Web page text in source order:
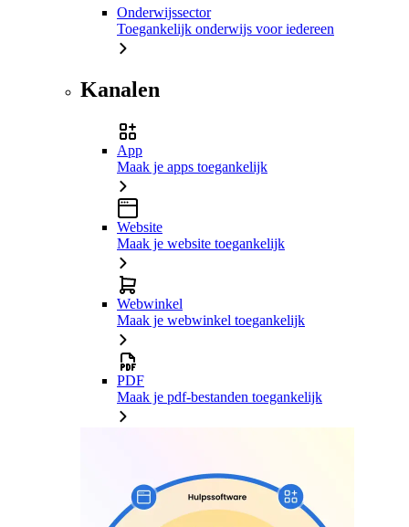
Onderwijssector
Toegankelijk onderwijs voor iedereen
Kanalen
App
Maak je apps toegankelijk
Website
Maak je website toegankelijk
Webwinkel
Maak je webwinkel toegankelijk
PDF
Maak je pdf-bestanden toegankelijk